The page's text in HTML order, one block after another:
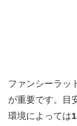
ファンシーラッ
が重要です。目
環境によっては